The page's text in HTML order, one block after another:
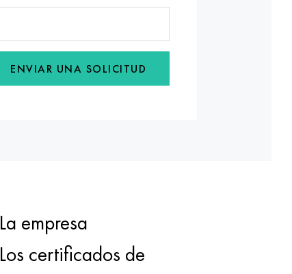
ENVIAR UNA SOLICITUD
La empresa
Los certificados de